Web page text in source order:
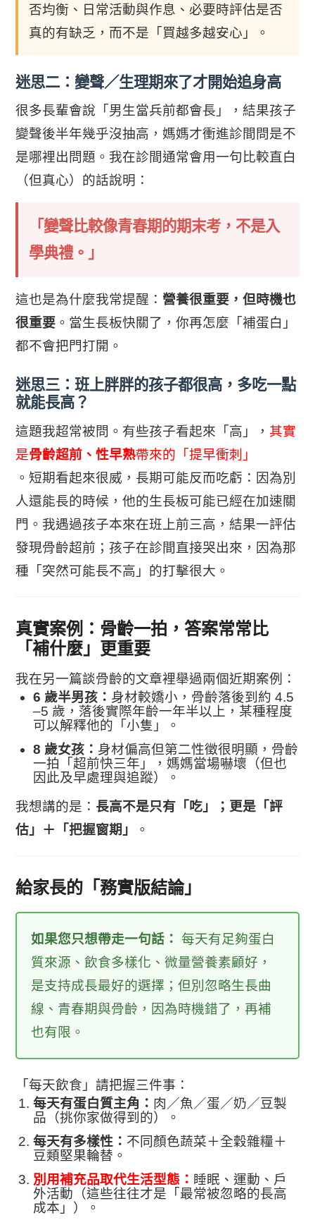
否均衡、日常活動與作息、必要時評估是否
真的有缺乏，而不是「買越多越安心」。
迷思二：變聲／生理期來了才開始追身高
很多長輩會說「男生當兵前都會長」，結果孩子
變聲後半年幾乎沒抽高，媽媽才衝進診間問是不
是哪裡出問題。我在診間通常會用一句比較直白
（但真心）的話說明：
「變聲比較像青春期的期末考，不是入
學典禮。」
這也是為什麼我常提醒：營養很重要，但時機也
很重要 。當生長板快關了，你再怎麼「補蛋白」
都不會把門打開。
迷思三：班上胖胖的孩子都很高，多吃一點
就能長高？
這題我超常被問。有些孩子看起來「高」， 其實
是骨齡超前、性早熟帶來的「提早衝刺」
。短期看起來很威，長期可能反而吃虧：因為別
人還能長的時候，他的生長板可能已經在加速關
門。我遇過孩子本來在班上前三高，結果一評估
發現骨齡超前；孩子在診間直接哭出來，因為那
種「突然可能長不高」的打擊很大。
真實案例：骨齡一拍，答案常常比
「補什麼」更重要
我在另一篇談骨齡的文章裡舉過兩個近期案例：
6 歲半男孩： 身材較嬌小，骨齡落後到約 4.5
–5 歲，落後實際年齡一年半以上，某種程度
可以解釋他的「小隻」。
8 歲女孩： 身材偏高但第二性徵很明顯，骨齡
一拍「超前快三年」，媽媽當場嚇壞（但也
因此及早處理與追蹤）。
我想講的是： 長高不是只有「吃」；更是「評
估」＋「把握窗期」
。
給家長的「務實版結論」
如果您只想帶走一句話： 每天有足夠蛋白
質來源、飲食多樣化、微量營養素顧好，
是支持成長最好的選擇；但別忽略生長曲
線、青春期與骨齡，因為時機錯了，再補
也有限。
「每天飲食」請把握三件事：
每天有蛋白質主角： 肉／魚／蛋／奶／豆製
品（挑你家做得到的）。
每天有多樣性： 不同顏色蔬菜＋全穀雜糧＋
豆類堅果輪替。
別用補充品取代生活型態： 睡眠、運動、戶
外活動（這些往往才是「最常被忽略的長高
成本」）。